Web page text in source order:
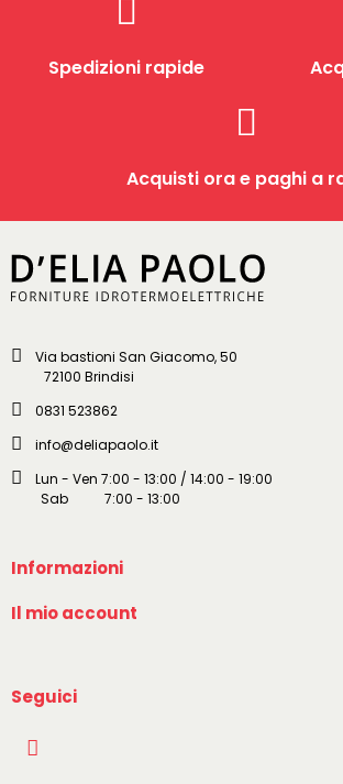
Spedizioni rapide
Acquisti ora e paghi a
Via bastioni San Giacomo, 50
72100 Brindisi
0831 523862
info@deliapaolo.it
Lun - Ven 7:00 - 13:00 / 14:00 - 19:00
Sab 7:00 - 13:00
Informazioni
Il mio account
Seguici